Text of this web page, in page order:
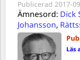
Publicerad 2017-
Ämnesord: Dick
Johansson,
Läs